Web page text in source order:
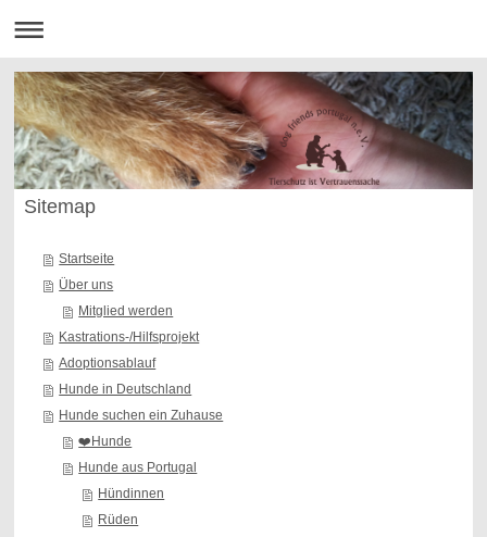
Sitemap
Startseite
Über uns
Mitglied werden
Kastrations-/Hilfsprojekt
Adoptionsablauf
Hunde in Deutschland
Hunde suchen ein Zuhause
❤️Hunde
Hunde aus Portugal
Hündinnen
Rüden